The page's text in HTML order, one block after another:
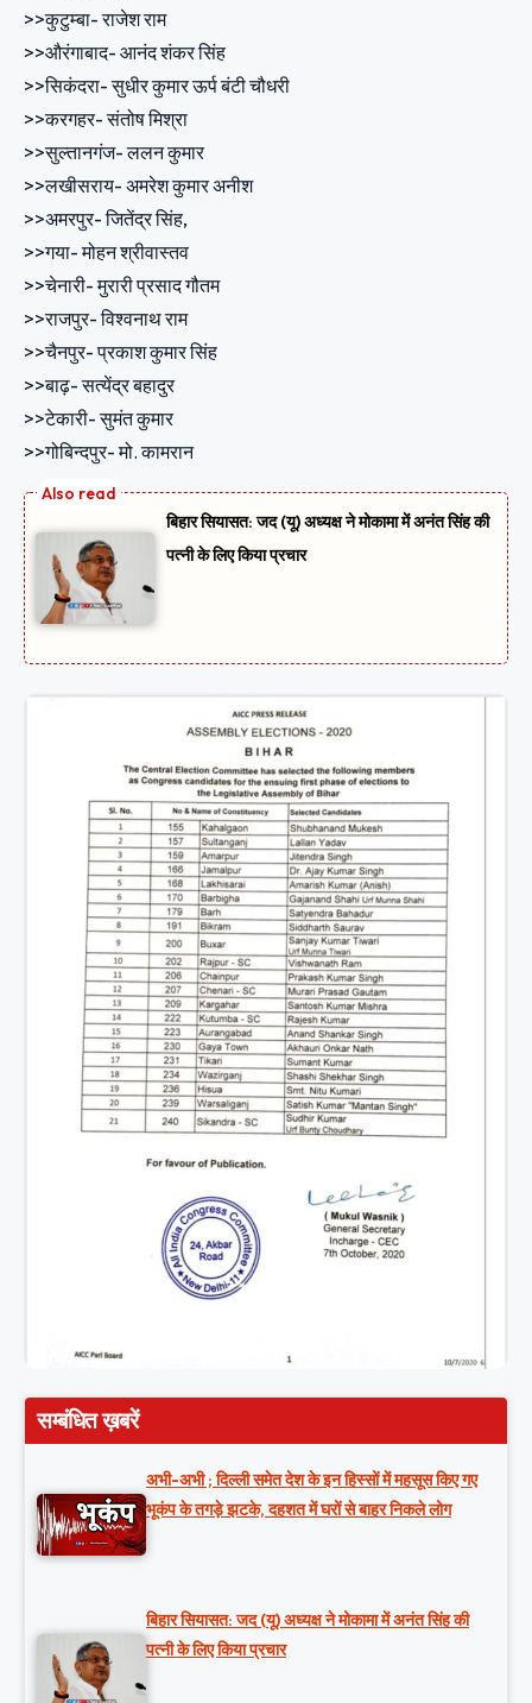
>>कुटुम्बा- राजेश राम
>>औरंगाबाद- आनंद शंकर सिंह
>>सिकंदरा- सुधीर कुमार ऊर्प बंटी चौधरी
>>करगहर- संतोष मिश्रा
>>सुल्तानगंज- ललन कुमार
>>लखीसराय- अमरेश कुमार अनीश
>>अमरपुर- जितेंद्र सिंह,
>>गया- मोहन श्रीवास्तव
>>चेनारी- मुरारी प्रसाद गौतम
>>राजपुर- विश्वनाथ राम
>>चैनपुर- प्रकाश कुमार सिंह
>>बाढ़- सत्येंद्र बहादुर
>>टेकारी- सुमंत कुमार
>>गोबिन्दपुर- मो. कामरान
बिहार सियासत: जद (यू) अध्यक्ष ने मोकामा में अनंत सिंह की
पत्नी के लिए किया प्रचार
सम्बंधित ख़बरें
अभी-अभी ; दिल्ली समेत देश के इन हिस्सों में महसूस किए गए
भूकंप के तगड़े झटके, दहशत में घरों से बाहर निकले लोग
बिहार सियासत: जद (यू) अध्यक्ष ने मोकामा में अनंत सिंह की
पत्नी के लिए किया प्रचार